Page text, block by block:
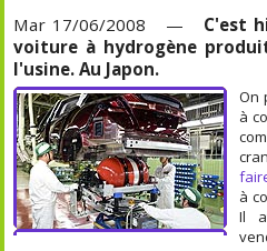
Mar 17/06/2008 — C'est
voiture à hydrogène
l'usine. Au Japon.
On
à
à
Il